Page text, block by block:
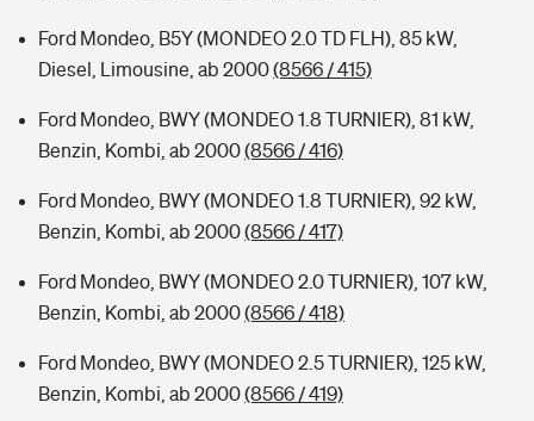
Ford Mondeo, B5Y (MONDEO 2.0 TD FLH), 85 kW,
Diesel, Limousine, ab 2000(8566 / 415)
Ford Mondeo, BWY (MONDEO 1.8 TURNIER), 81 kW,
Benzin, Kombi, ab 2000(8566 / 416)
Ford Mondeo, BWY (MONDEO 1.8 TURNIER), 92 kW,
Benzin, Kombi, ab 2000(8566 / 417)
Ford Mondeo, BWY (MONDEO 2.0 TURNIER), 107 kW,
Benzin, Kombi, ab 2000(8566 / 418)
Ford Mondeo, BWY (MONDEO 2.5 TURNIER), 125 kW,
Benzin, Kombi, ab 2000(8566 / 419)